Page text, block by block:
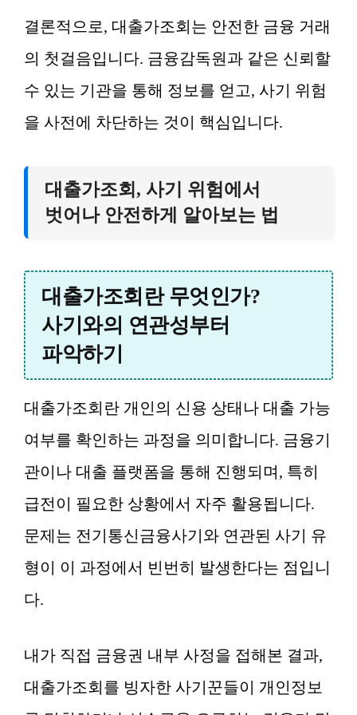
결론적으로, 대출가조회는 안전한 금융 거래
의 첫걸음입니다. 금융감독원과 같은 신뢰할
수 있는 기관을 통해 정보를 얻고, 사기 위험
을 사전에 차단하는 것이 핵심입니다.
대출가조회, 사기 위험에서
벗어나 안전하게 알아보는 법
대출가조회란 무엇인가?
사기와의 연관성부터
파악하기
대출가조회란 개인의 신용 상태나 대출 가능
여부를 확인하는 과정을 의미합니다. 금융기
관이나 대출 플랫폼을 통해 진행되며, 특히
급전이 필요한 상황에서 자주 활용됩니다.
문제는 전기통신금융사기와 연관된 사기 유
형이 이 과정에서 빈번히 발생한다는 점입니
다.
내가 직접 금융권 내부 사정을 접해본 결과,
대출가조회를 빙자한 사기꾼들이 개인정보